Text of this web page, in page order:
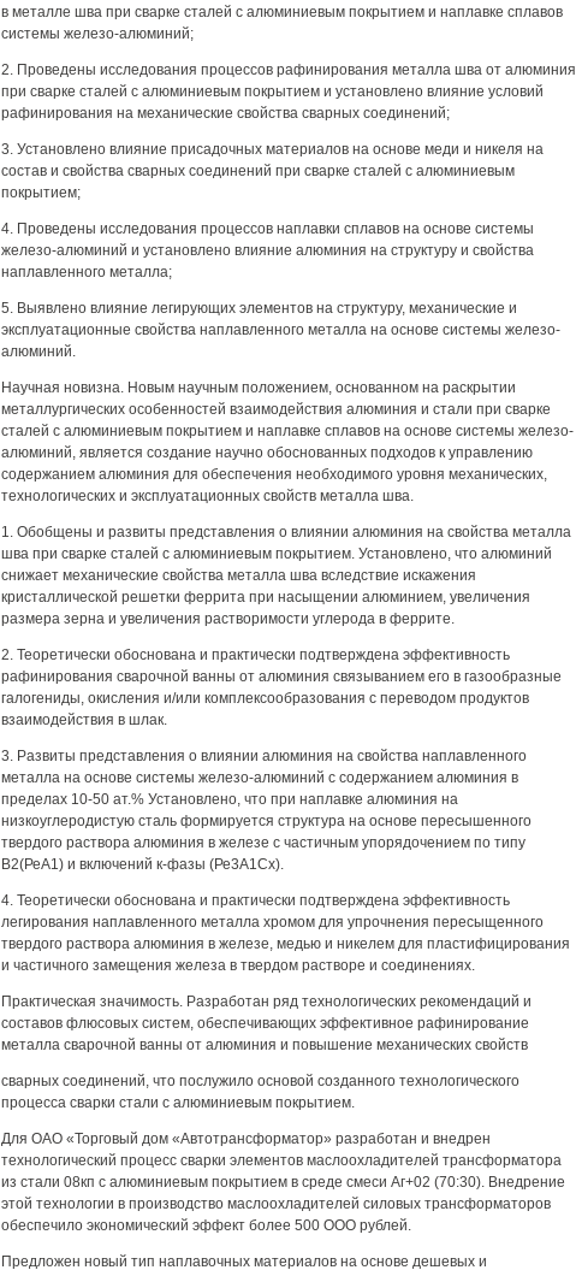
в металле шва при сварке сталей с алюминиевым покрытием и наплавке сплавов
системы железо-алюминий;
2. Проведены исследования процессов рафинирования металла шва от алюминия
при сварке сталей с алюминиевым покрытием и установлено влияние условий
рафинирования на механические свойства сварных соединений;
3. Установлено влияние присадочных материалов на основе меди и никеля на
состав и свойства сварных соединений при сварке сталей с алюминиевым
покрытием;
4. Проведены исследования процессов наплавки сплавов на основе системы
железо-алюминий и установлено влияние алюминия на структуру и свойства
наплавленного металла;
5. Выявлено влияние легирующих элементов на структуру, механические и
эксплуатационные свойства наплавленного металла на основе системы железо-
алюминий.
Научная новизна. Новым научным положением, основанном на раскрытии
металлургических особенностей взаимодействия алюминия и стали при сварке
сталей с алюминиевым покрытием и наплавке сплавов на основе системы железо-
алюминий, является создание научно обоснованных подходов к управлению
содержанием алюминия для обеспечения необходимого уровня механических,
технологических и эксплуатационных свойств металла шва.
1. Обобщены и развиты представления о влиянии алюминия на свойства металла
шва при сварке сталей с алюминиевым покрытием. Установлено, что алюминий
снижает механические свойства металла шва вследствие искажения
кристаллической решетки феррита при насыщении алюминием, увеличения
размера зерна и увеличения растворимости углерода в феррите.
2. Теоретически обоснована и практически подтверждена эффективность
рафинирования сварочной ванны от алюминия связыванием его в газообразные
галогениды, окисления и/или комплексообразования с переводом продуктов
взаимодействия в шлак.
3. Развиты представления о влиянии алюминия на свойства наплавленного
металла на основе системы железо-алюминий с содержанием алюминия в
пределах 10-50 ат.% Установлено, что при наплавке алюминия на
низкоуглеродистую сталь формируется структура на основе пересышенного
твердого раствора алюминия в железе с частичным упорядочением по типу
В2(РеА1) и включений к-фазы (Ре3А1Сх).
4. Теоретически обоснована и практически подтверждена эффективность
легирования наплавленного металла хромом для упрочнения пересыщенного
твердого раствора алюминия в железе, медью и никелем для пластифицирования
и частичного замещения железа в твердом растворе и соединениях.
Практическая значимость. Разработан ряд технологических рекомендаций и
составов флюсовых систем, обеспечивающих эффективное рафинирование
металла сварочной ванны от алюминия и повышение механических свойств
сварных соединений, что послужило основой созданного технологического
процесса сварки стали с алюминиевым покрытием.
Для ОАО «Торговый дом «Автотрансформатор» разработан и внедрен
технологический процесс сварки элементов маслоохладителей трансформатора
из стали 08кп с алюминиевым покрытием в среде смеси Аг+02 (70:30). Внедрение
этой технологии в производство маслоохладителей силовых трансформаторов
обеспечило экономический эффект более 500 ООО рублей.
Предложен новый тип наплавочных материалов на основе дешевых и